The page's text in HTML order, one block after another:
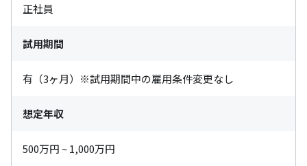
正社員
試用期間
有（3ヶ月）※試用期間中の雇用条件変更なし
想定年収
500万円 ~ 1,000万円